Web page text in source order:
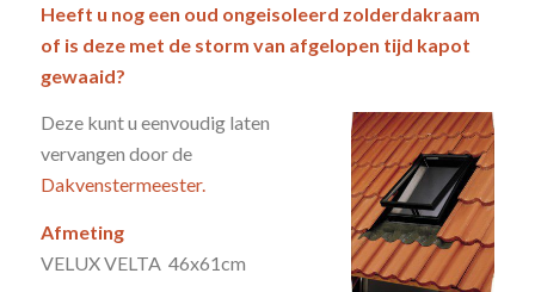
Heeft u nog een oud ongeisoleerd zolderdakraam
of is deze met de storm van afgelopen tijd kapot
gewaaid?
Deze kunt u eenvoudig laten
vervangen door de
Dakvenstermeester.
Afmeting
VELUX VELTA 46x61cm